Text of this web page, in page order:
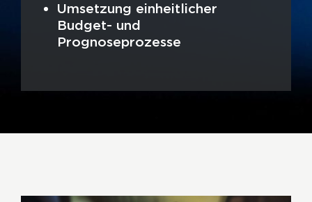
Umsetzung einheitlicher
Budget- und
Prognoseprozesse